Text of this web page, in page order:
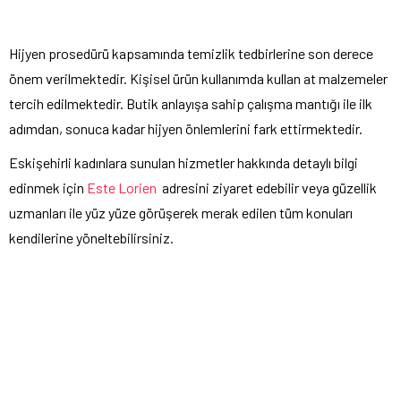
Hijyen prosedürü kapsamında temizlik tedbirlerine son derece
önem verilmektedir. Kişisel ürün kullanımda kullan at malzemeler
tercih edilmektedir. Butik anlayışa sahip çalışma mantığı ile ilk
adımdan, sonuca kadar hijyen önlemlerini fark ettirmektedir.
Eskişehirli kadınlara sunulan hizmetler hakkında detaylı bilgi
edinmek için Este Lorien adresini ziyaret edebilir veya güzellik
uzmanları ile yüz yüze görüşerek merak edilen tüm konuları
kendilerine yöneltebilirsiniz.